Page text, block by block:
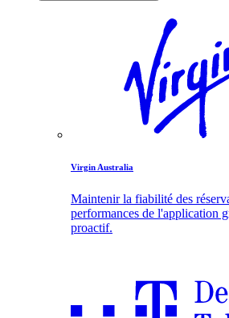
Virgin Australia
Maintenir la fiabilité des
performances de l'application
proactif.